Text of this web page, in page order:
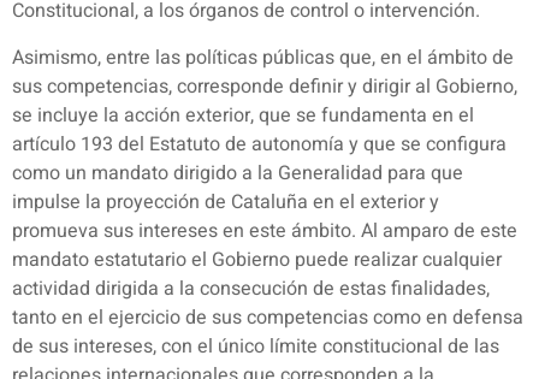
Constitucional, a los órganos de control o intervención.
Asimismo, entre las políticas públicas que, en el ámbito de
sus competencias, corresponde definir y dirigir al Gobierno,
se incluye la acción exterior, que se fundamenta en el
artículo 193 del Estatuto de autonomía y que se configura
como un mandato dirigido a la Generalidad para que
impulse la proyección de Cataluña en el exterior y
promueva sus intereses en este ámbito. Al amparo de este
mandato estatutario el Gobierno puede realizar cualquier
actividad dirigida a la consecución de estas finalidades,
tanto en el ejercicio de sus competencias como en defensa
de sus intereses, con el único límite constitucional de las